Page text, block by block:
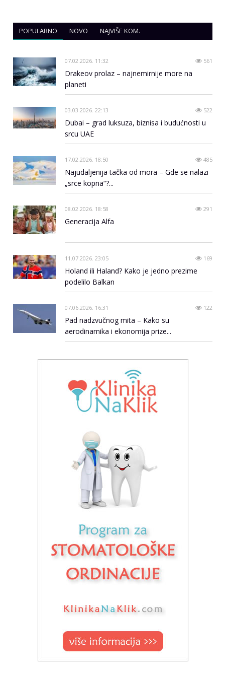
POPULARNO NOVO NAJVIŠE KOM.
07.02.2026. 11:32 561
Drakeov prolaz – najnemirnije more na
planeti
03.03.2026. 22:13 522
Dubai – grad luksuza, biznisa i budućnosti u
srcu UAE
17.02.2026. 18:50 485
Najudaljenija tačka od mora – Gde se nalazi
„srce kopna“?...
08.02.2026. 18:58 291
Generacija Alfa
11.07.2026. 23:05 169
Holand ili Haland? Kako je jedno prezime
podelilo Balkan
07.06.2026. 16:31 122
Pad nadzvučnog mita – Kako su
aerodinamika i ekonomija prize...